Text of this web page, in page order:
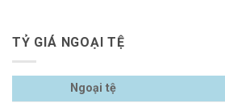
TỶ GIÁ NGOẠI TỆ
Ngoại tệ